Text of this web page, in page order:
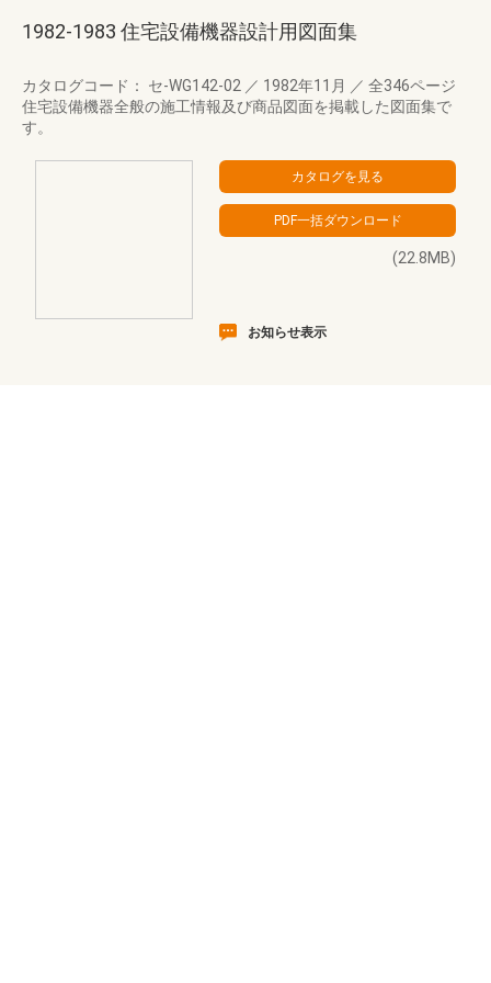
1982-1983 住宅設備機器設計用図面集
カタログコード： セ-WG142-02 ／ 1982年11月 ／ 全346ページ
住宅設備機器全般の施工情報及び商品図面を掲載した図面集で
す。
(22.8MB)
お知らせ表示